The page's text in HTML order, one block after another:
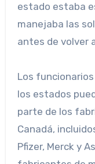
estado estaba
manejaba las
antes de volver
Los
los estados
parte de los
Canadá,
Pfizer, Merck y